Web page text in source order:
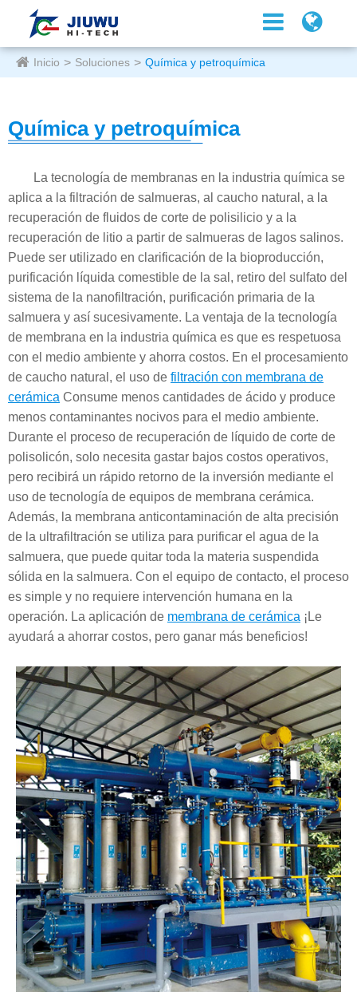
Inicio Soluciones Química y petroquímica
Química y petroquímica
La tecnología de membranas en la industria química se
aplica a la filtración de salmueras, al caucho natural, a la
recuperación de fluidos de corte de polisilicio y a la
recuperación de litio a partir de salmueras de lagos salinos.
Puede ser utilizado en clarificación de la bioproducción,
purificación líquida comestible de la sal, retiro del sulfato del
sistema de la nanofiltración, purificación primaria de la
salmuera y así sucesivamente. La ventaja de la tecnología
de membrana en la industria química es que es respetuosa
con el medio ambiente y ahorra costos. En el procesamiento
de caucho natural, el uso de filtración con membrana de
cerámica Consume menos cantidades de ácido y produce
menos contaminantes nocivos para el medio ambiente.
Durante el proceso de recuperación de líquido de corte de
polisolicón, solo necesita gastar bajos costos operativos,
pero recibirá un rápido retorno de la inversión mediante el
uso de tecnología de equipos de membrana cerámica.
Además, la membrana anticontaminación de alta precisión
de la ultrafiltración se utiliza para purificar el agua de la
salmuera, que puede quitar toda la materia suspendida
sólida en la salmuera. Con el equipo de contacto, el proceso
es simple y no requiere intervención humana en la
operación. La aplicación de membrana de cerámica ¡Le
ayudará a ahorrar costos, pero ganar más beneficios!